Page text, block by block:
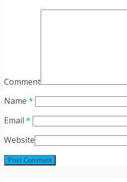
Comment
Name *
Email *
Website